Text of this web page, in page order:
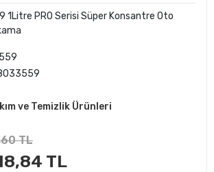
1Litre PRO Serisi Süper Konsantre Oto
ve Temizlik Ürünleri
TL
TL